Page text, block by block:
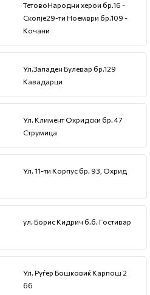
ТетовоНародни херои бр.16 -
Скопје29-ти Ноември бр.109 -
Кочани
Ул.Западен Булевар бр.129
Кавадарци
Ул. Климент Охридски бр. 47
Струмица
Ул. 11-ти Корпус бр. 93, Охрид
ул. Борис Кидрич б.б. Гостивар
Ул. Руѓер Бошковиќ Карпош 2
бб